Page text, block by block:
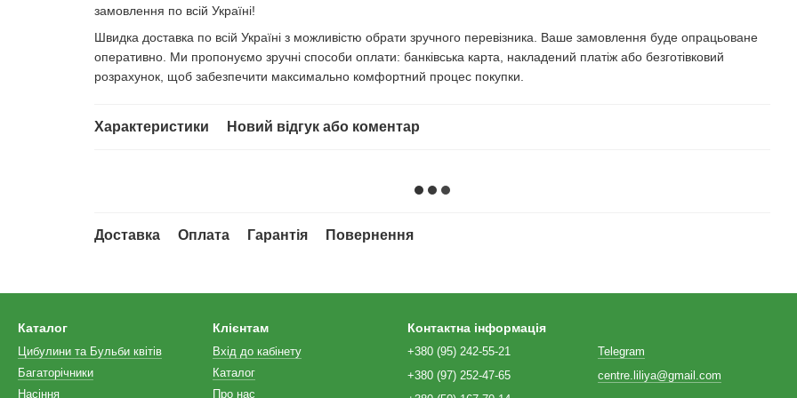
замовлення по всій Україні!
Швидка доставка по всій Україні з можливістю обрати зручного перевізника. Ваше замовлення буде опрацьоване
оперативно. Ми пропонуємо зручні способи оплати: банківська карта, накладений платіж або безготівковий
розрахунок, щоб забезпечити максимально комфортний процес покупки.
Характеристики Новий відгук або коментар
Доставка Оплата Гарантія Повернення
Каталог
Цибулини та Бульби квітів
Багаторічники
Насіння
Клієнтам
Вхід до кабінету
Каталог
Про нас
Контактна інформація
+380 (95) 242-55-21
+380 (97) 252-47-65
Telegram
centre.liliya@gmail.com